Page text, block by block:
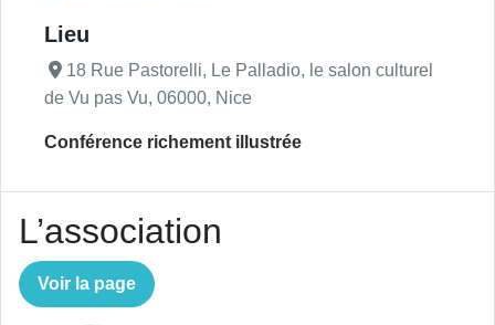
Conférence richement illustrée
Lieu
18 Rue Pastorelli, Le Palladio, le salon culturel
de Vu pas Vu, 06000, Nice
L’association
Voir la page